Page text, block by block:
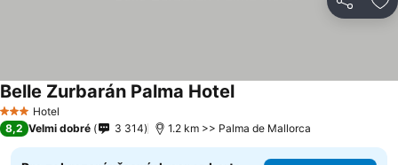
Sdílet
3 Počet hvězdiček
Hotel
Belle Zurbarán Palma Hotel
8,2 Velmi dobré 3 314 1.2 km >> Palma de Mallorca